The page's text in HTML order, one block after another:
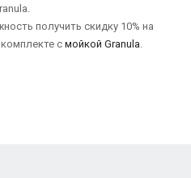
получить скидку 10% на
с мойкой Granula.